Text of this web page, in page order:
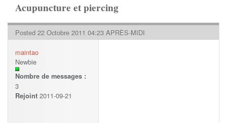
Acupuncture et piercing
Posted 22 Octobre 2011 04:23 APRÈS-MIDI
maintao
Newbie
Nombre de messages :
3
Rejoint 2011-09-21